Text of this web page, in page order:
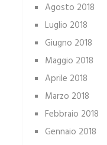
Agosto 2018
Luglio 2018
Giugno 2018
Maggio 2018
Aprile 2018
Marzo 2018
Febbraio 2018
Gennaio 2018